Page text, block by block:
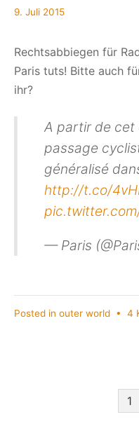
9. Juli 2015
Rechtsabbiegen für
Paris tuts! Bitte auch
ihr?
A partir de cet
passage
généralisé
http://t.co/
— Paris
Posted in outer world • 4
1